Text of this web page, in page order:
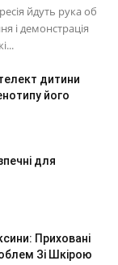
йдуть рука об
і демонстрація
дитини
його
для
Приховані
Зі Шкірою